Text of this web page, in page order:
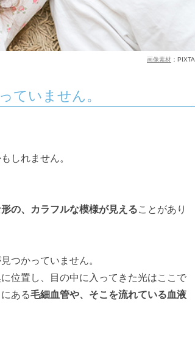
画像素材 ：PIXTA
ていません。
しれません。
の、カラフルな模様が見えることがあり
つかっていません。
位置し、目の中に入ってきた光はここで
ある毛細血管や、そこを流れている血液